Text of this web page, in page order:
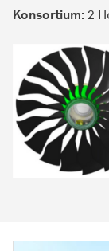
Konsortium: 2